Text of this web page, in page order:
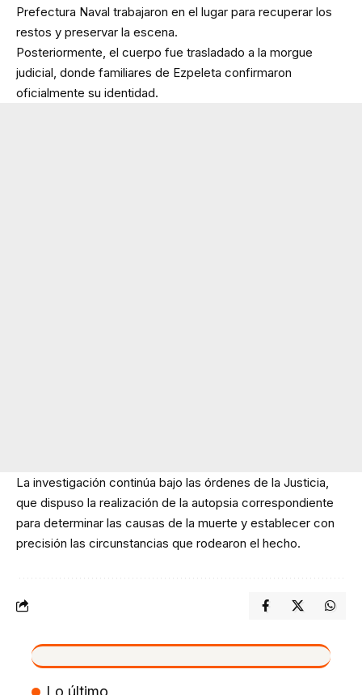
Prefectura Naval trabajaron en el lugar para recuperar los
restos y preservar la escena.
Posteriormente, el cuerpo fue trasladado a la morgue
judicial, donde familiares de Ezpeleta confirmaron
oficialmente su identidad.
La investigación continúa bajo las órdenes de la Justicia,
que dispuso la realización de la autopsia correspondiente
para determinar las causas de la muerte y establecer con
precisión las circunstancias que rodearon el hecho.
VIVO
Lo último